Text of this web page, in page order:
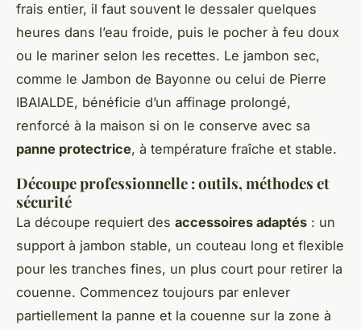
frais entier, il faut souvent le dessaler quelques
heures dans l’eau froide, puis le pocher à feu doux
ou le mariner selon les recettes. Le jambon sec,
comme le Jambon de Bayonne ou celui de Pierre
IBAIALDE, bénéficie d’un affinage prolongé,
renforcé à la maison si on le conserve avec sa
panne protectrice, à température fraîche et stable.
Découpe professionnelle : outils, méthodes et
sécurité
La découpe requiert des accessoires adaptés : un
support à jambon stable, un couteau long et flexible
pour les tranches fines, un plus court pour retirer la
couenne. Commencez toujours par enlever
partiellement la panne et la couenne sur la zone à